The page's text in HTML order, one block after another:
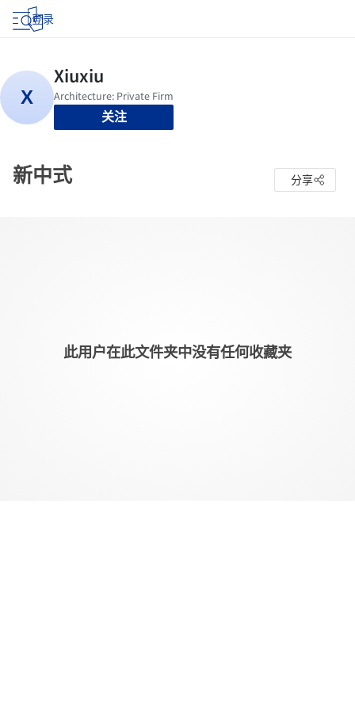
登录
关注
新中式 分享
此用户在此文件夹中没有任何收藏夹